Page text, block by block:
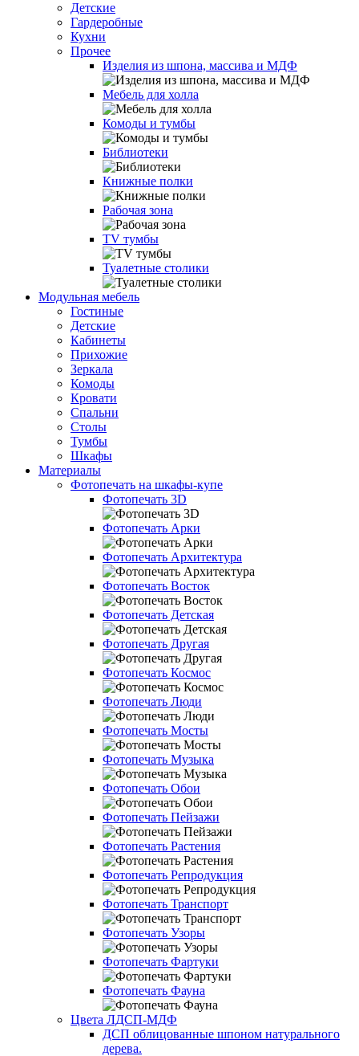
Детские
Гардеробные
Кухни
Прочее
Изделия из шпона, массива и МДФ
Мебель для холла
Комоды и тумбы
Библиотеки
Книжные полки
Рабочая зона
TV тумбы
Туалетные столики
Модульная мебель
Гостиные
Детские
Кабинеты
Прихожие
Зеркала
Комоды
Кровати
Спальни
Столы
Тумбы
Шкафы
Материалы
Фотопечать на шкафы-купе
Фотопечать 3D
Фотопечать Арки
Фотопечать Архитектура
Фотопечать Восток
Фотопечать Детская
Фотопечать Другая
Фотопечать Космос
Фотопечать Люди
Фотопечать Мосты
Фотопечать Музыка
Фотопечать Обои
Фотопечать Пейзажи
Фотопечать Растения
Фотопечать Репродукция
Фотопечать Транспорт
Фотопечать Узоры
Фотопечать Фартуки
Фотопечать Фауна
Цвета ЛДСП-МДФ
ДСП облицованные шпоном натурального
дерева.